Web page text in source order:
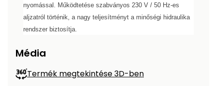
Permetező
és
melegház
nyomással. Működtetése szabványos 230 V / 50 Hz-es
aljzatról történik, a nagy teljesítményt a minőségi hidraulika
rendszer biztosítja.
Média
Termék megtekintése 3D-ben